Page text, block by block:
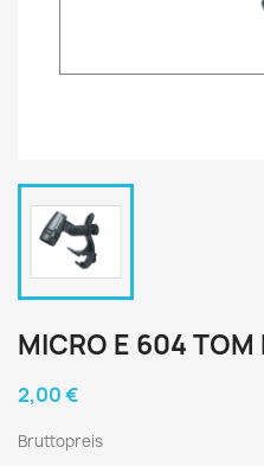
MICRO E 604 TOM
2,00 €
Bruttopreis